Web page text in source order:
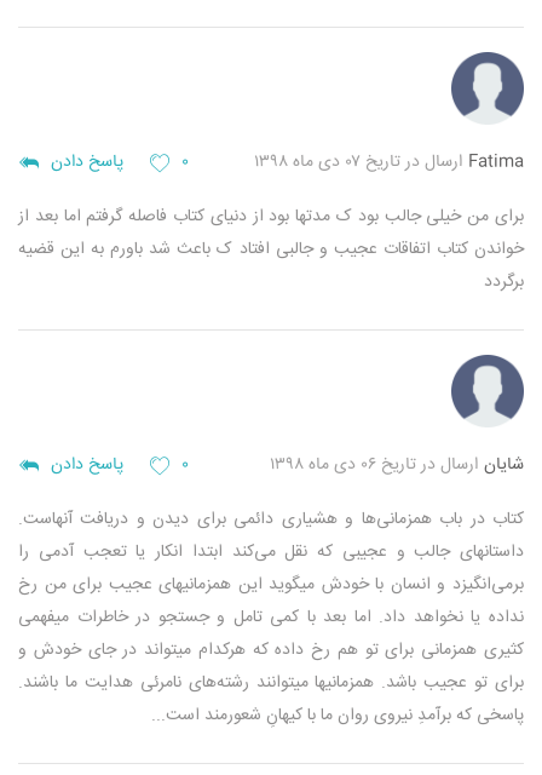
Fatima ارسال در تاریخ ۰۷ دی ماه ۱۳۹۸ ۰ پاسخ دادن
برای من خیلی جالب بود ک مدتها بود از دنیای کتاب فاصله گرفتم اما بعد از
خواندن کتاب اتفاقات عجیب و جالبی افتاد ک باعث شد باورم به این قضیه
برگردد
شایان ارسال در تاریخ ۰۶ دی ماه ۱۳۹۸ ۰ پاسخ دادن
کتاب در باب همزمانی‌ها و هشیاری دائمی برای دیدن و دریافت آنهاست.
داستانهای جالب و عجیبی که نقل می‌کند ابتدا انکار یا تعجب آدمی را
برمی‌انگیزد و انسان با خودش میگوید این همزمانیهای عجیب برای من رخ
نداده یا نخواهد داد. اما بعد با کمی تامل و جستجو در خاطرات میفهمی
کثیری همزمانی برای تو هم رخ داده که هرکدام میتواند در جای خودش و
برای تو عجیب باشد. همزمانیها میتوانند رشته‌های نامرئی هدایت ما باشند.
پاسخی که برآمدِ نیروی روان ما با کیهانِ شعورمند است...